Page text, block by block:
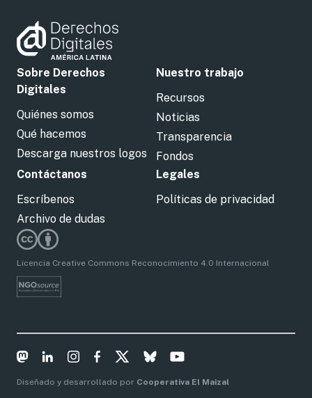
Sobre Derechos
Digitales
Quiénes somos
Qué hacemos
Descarga nuestros logos
Nuestro trabajo
Recursos
Noticias
Transparencia
Fondos
Contáctanos
Escríbenos
Archivo de dudas
Legales
Políticas de privacidad
Licencia Creative Commons Reconocimiento 4.0 Internacional
Diseñado y desarrollado por Cooperativa El Maizal